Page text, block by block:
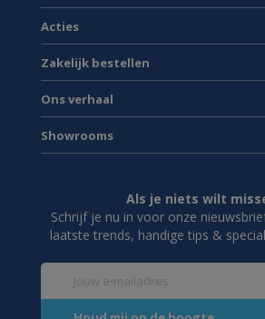
Acties
Zakelijk bestellen
Ons verhaal
Showrooms
Als je niets wilt
Schrijf je nu in voor onze
laatste trends, handige tips &